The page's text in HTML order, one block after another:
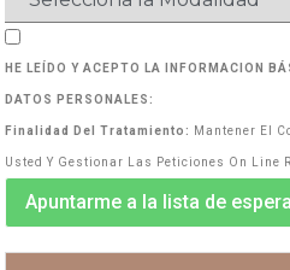
HE LEÍDO Y ACEPTO LA INFORMACION
DATOS PERSONALES:
Finalidad Del Tratamiento: Mantener El
Usted Y Gestionar Las Peticiones On Line
Apuntarme a la lista de espera